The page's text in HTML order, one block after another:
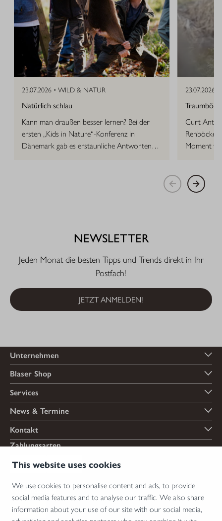
This website uses cookies
We use cookies to personalise content and ads, to provide
social media features and to analyse our traffic. We also share
information about your use of our site with our social media,
23.07.2026 • WILD & NATUR
Natürlich schlau
Kann man draußen besser lernen? Bei der
ersten „Kids in Nature“-Konferenz in
Dänemark gab es erstaunliche Antworten
23.07.2026 •
Curt Anton
Rehböcke,
Moment
NEWSLETTER
Jeden Monat die besten Tipps und Trends direkt in Ihr
Postfach!
JETZT ANMELDEN!
Unternehmen
Blaser Shop
Services
News & Termine
Kontakt
Zahlungsarten
Versandarten